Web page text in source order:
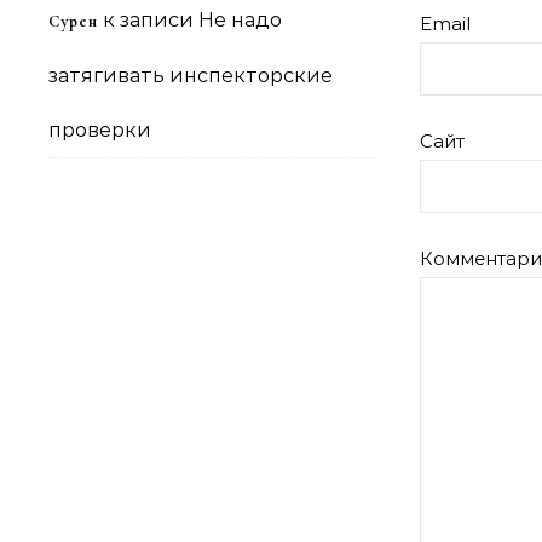
Сурен к записи Не надо
затягивать инспекторские
проверки
Email
Сайт